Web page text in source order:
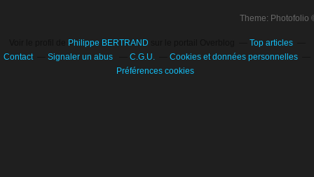
Theme:
Philippe BERTRAND
Top articles
Contact
Signaler un abus C.G.U.
Cookies et données personnelles
Préférences cookies